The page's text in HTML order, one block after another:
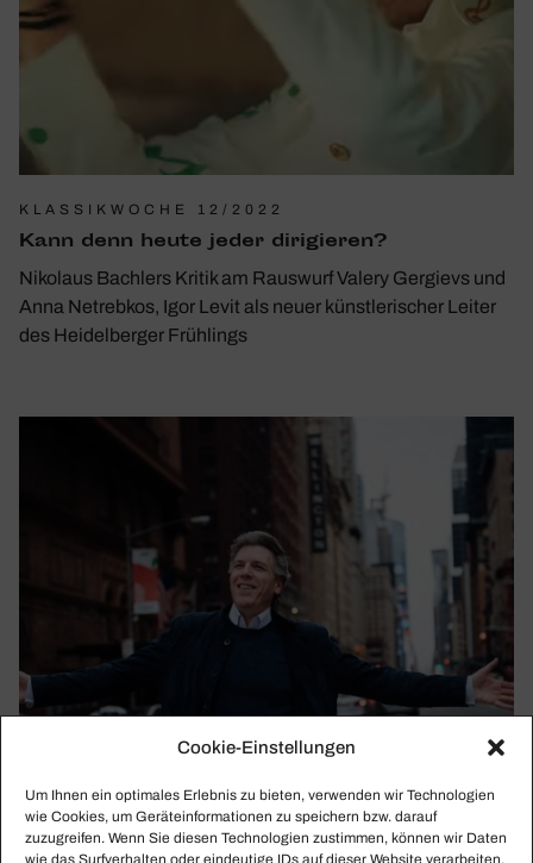
Cookie-Einstellungen
Um Ihnen ein optimales Erlebnis zu bieten, verwenden wir Technologien
wie Cookies, um Geräteinformationen zu speichern bzw. darauf
zuzugreifen. Wenn Sie diesen Technologien zustimmen, können wir Daten
wie das Surfverhalten oder eindeutige IDs auf dieser Website verarbeiten.
KLASSIKWOCHE 12/2022
Kann denn heute jeder diri­gieren?
Nikolaus Bachlers Kritik am Rauswurf Valery Gergievs und
Anna Netrebkos, Igor Levit als neuer künstlerischer Leiter
des Heidelberger Frühlings